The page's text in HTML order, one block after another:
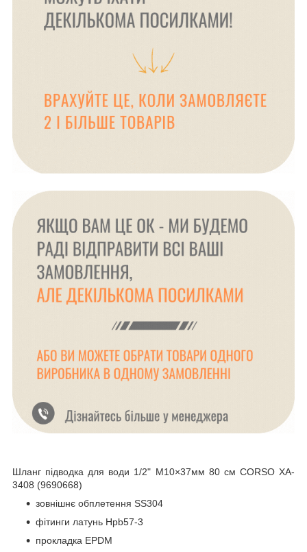
Шланг підводка для води 1/2" М10×37мм 80 см CORSO XA-
3408 (9690668)
зовнішнє обплетення SS304
фітинги латунь Hpb57-3
прокладка EPDM